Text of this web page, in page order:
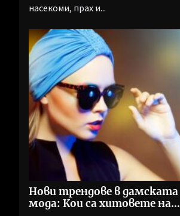
насекоми, прах и...
Нови трендове в дамската
мода: Кои са хитовете на